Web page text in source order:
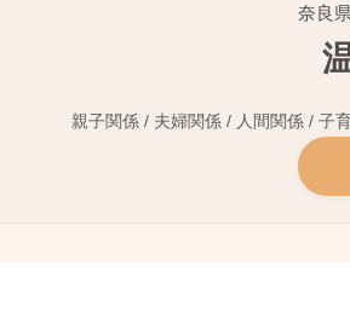
奈良
親子関係 / 夫婦関係 / 人間関係 / 子